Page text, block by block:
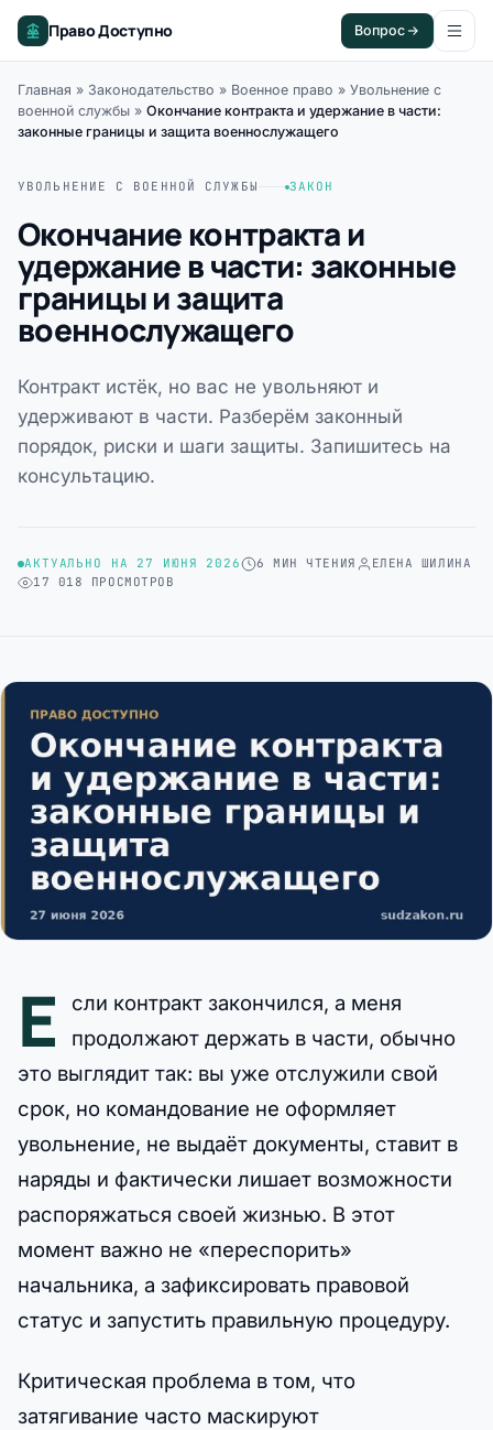
Право Доступно Вопрос
Главная » Законодательство » Военное право » Увольнение с
военной службы » Окончание контракта и удержание в части:
законные границы и защита военнослужащего
УВОЛЬНЕНИЕ С ВОЕННОЙ СЛУЖБЫ ЗАКОН
Окончание контракта и
удержание в части: законные
границы и защита
военнослужащего
Контракт истёк, но вас не увольняют и
удерживают в части. Разберём законный
порядок, риски и шаги защиты. Запишитесь на
консультацию.
АКТУАЛЬНО НА 27 ИЮНЯ 2026 6 МИН ЧТЕНИЯ
ЕЛЕНА ШИЛИНА
17 018 ПРОСМОТРОВ
Е
сли контракт закончился, а меня
продолжают держать в части, обычно
это выглядит так: вы уже отслужили свой
срок, но командование не оформляет
увольнение, не выдаёт документы, ставит в
наряды и фактически лишает возможности
распоряжаться своей жизнью. В этот
момент важно не «переспорить»
начальника, а зафиксировать правовой
статус и запустить правильную процедуру.
Критическая проблема в том, что
затягивание часто маскируют